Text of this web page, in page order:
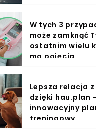
W tych 3
może zamknąć
ostatnim wielu
ma pojęcia
Lepsza relacja
dzięki hau.plan
innowacyjny
treningowy